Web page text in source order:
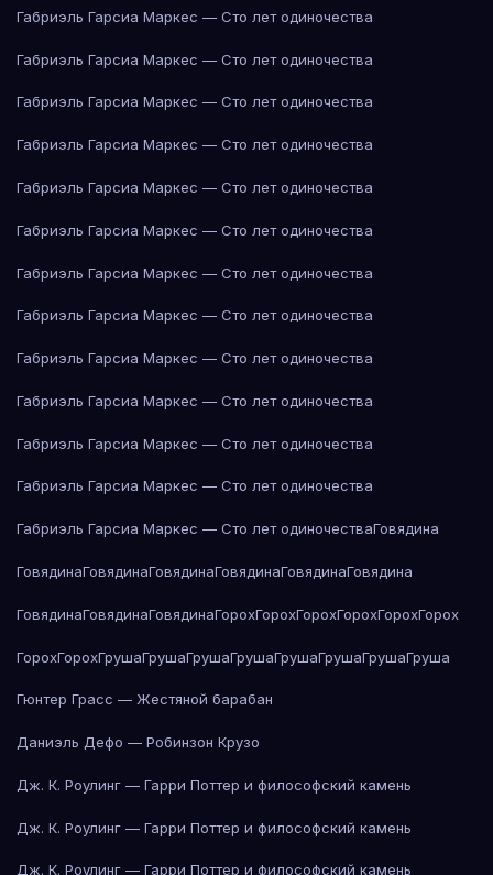
Габриэль Гарсиа Маркес — Сто лет одиночества
Габриэль Гарсиа Маркес — Сто лет одиночества
Габриэль Гарсиа Маркес — Сто лет одиночества
Габриэль Гарсиа Маркес — Сто лет одиночества
Габриэль Гарсиа Маркес — Сто лет одиночества
Габриэль Гарсиа Маркес — Сто лет одиночества
Габриэль Гарсиа Маркес — Сто лет одиночества
Габриэль Гарсиа Маркес — Сто лет одиночества
Габриэль Гарсиа Маркес — Сто лет одиночества
Габриэль Гарсиа Маркес — Сто лет одиночества
Габриэль Гарсиа Маркес — Сто лет одиночества
Габриэль Гарсиа Маркес — Сто лет одиночества
Габриэль Гарсиа Маркес — Сто лет одиночестваГовядина
ГовядинаГовядинаГовядинаГовядинаГовядинаГовядина
ГовядинаГовядинаГовядинаГорохГорохГорохГорохГорохГорох
ГорохГорохГрушаГрушаГрушаГрушаГрушаГрушаГрушаГруша
Гюнтер Грасс — Жестяной барабан
Даниэль Дефо — Робинзон Крузо
Дж. К. Роулинг — Гарри Поттер и философский камень
Дж. К. Роулинг — Гарри Поттер и философский камень
Дж. К. Роулинг — Гарри Поттер и философский камень